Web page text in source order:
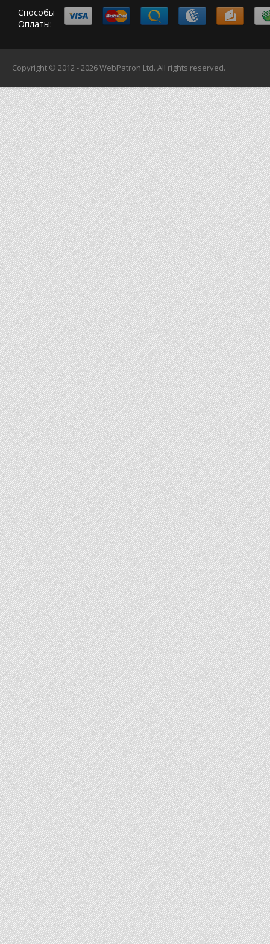
Способы
Оплаты:
Copyright © 2012 - 2026WebPatron Ltd. All rights reserved.